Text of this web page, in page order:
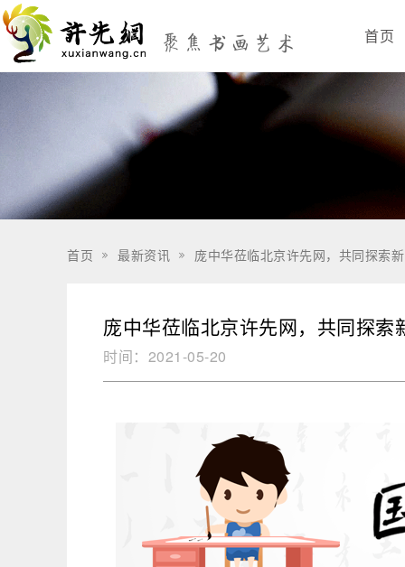
首页
首页  最新资讯  庞中华莅临北京许先网，共同探索
庞中华莅临北京许先网，共同探
时间： 2021-05-20